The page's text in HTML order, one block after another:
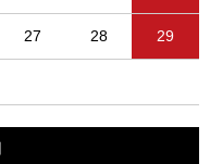
27 28 29